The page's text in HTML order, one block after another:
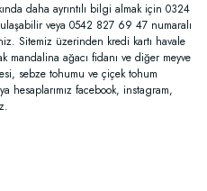
daha ayrıntılı bilgi almak için 0324
veya 0542 827 69 47 numaralı
Sitemiz üzerinden kredi kartı havale
mandalina ağacı fidanı ve diğer meyve
sebze tohumu ve çiçek tohum
hesaplarımız facebook, instagram,